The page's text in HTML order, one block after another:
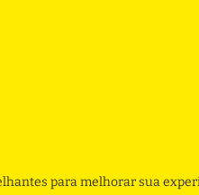
para melhorar sua